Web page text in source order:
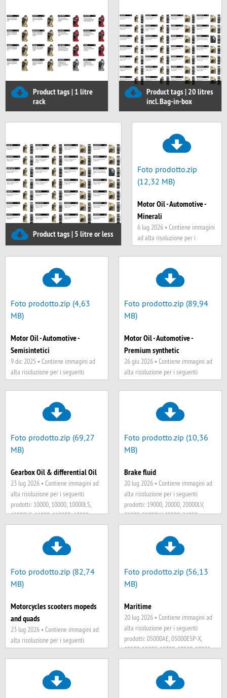
Product tags | 1 litre
rack
Product tags | 20 litres
incl. Bag-in-box
Product tags | 5 litre or less
Foto prodotto.zip
(12,32 MB)
Motor Oil - Automotive -
Minerali
6 lug 2026 • Contiene immagini
ad alta risoluzione per i
seguenti prodotti: 01000,
01000A, 01000B, 02000,
02000A, 02000B, 02000HZ,
03000D
Foto prodotto.zip (4,63
MB)
Motor Oil - Automotive -
Semisintetici
9 dic 2025 • Contiene immagini ad
alta risoluzione per i seguenti
prodotti: 04000, 04000HM, 04000S
Foto prodotto.zip (89,94
MB)
Motor Oil - Automotive -
Premium synthetic
26 giu 2026 • Contiene immagini ad
alta risoluzione per i seguenti
prodotti: 05000, 05000A, 05000BM,
05000C2, 05000C3, 05000C4,
05000C5, 05000DPF, 05000DX1,
05000DX1-FE, 05000E, 05000EB,
05000ESP-FE, 05000ESP-L,
05000ESP-X, 05000F, 05000HS,
05000HS, 05000JP, 05000PC,
05000PC-FE, 05000PS, 05000R,
05000RN, 05000RN-FE, 05000RS,
05000S, 05000SPC, 05000ST, 05000V,
05000VLV, 08000AT, 08000RN,
08000ULV
Foto prodotto.zip (69,27
MB)
Gearbox Oil & differential Oil
23 lug 2026 • Contiene immagini ad
alta risoluzione per i seguenti
prodotti: 10000, 10000, 10000LS,
10000LS, 11000, 11000B, 12000,
12000, 13000, 14000, 14000,
14000LS, 15000, 15000F, 16000,
16000CH, 16000CVT, 16000DCT,
16000DCTF, 16000FM, 16000HFM,
16000HT, 16000LV, 16000MB7,
16000MB7S, 16000MB9, 16000ULV,
16000VI, 16000ZF6, 16000ZF6S,
18000G, 18000HR, 18000LS,
18000LS, 18000M, 18000M,
18000MTF, 18000SLS, 18000SLS,
18000TR, 18000TR, 18000VW, 35000,
Foto prodotto.zip (10,36
MB)
Brake fluid
20 lug 2026 • Contiene immagini ad
alta risoluzione per i seguenti
prodotti: 19000, 20000, 20000LV,
21000, 21000LV, 25000, 26000
Foto prodotto.zip (82,74
MB)
Motorcycles scooters mopeds
and quads
23 lug 2026 • Contiene immagini ad
alta risoluzione per i seguenti
prodotti: 03000D, 10000, 10000LS,
10100, 10200, 10300, 10920, 10921,
11000, 11000B, 12000, 14000, 15000,
16000, 16000HFM, 17000, 18000F,
Foto prodotto.zip (56,13
MB)
Maritime
20 lug 2026 • Contiene immagini ad
alta risoluzione per i seguenti
prodotti: 05000AE, 05000ESP-X,
10100, 10200, 10300, 10920, 10921,
25000, 30000, 45000, 62000, 63000,
66000, 66000CR, 69002, 70000,
71000, 72000, 76000, 77000, 81000,
82000, 83000, 83000A, 83000C,